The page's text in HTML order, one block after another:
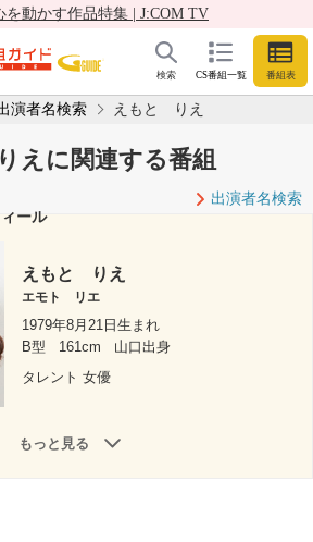
を動かす作品特集 | J:COM TV
CS番組一覧 番組表
検索
演者名検索 えもと りえ
えに関連する番組
出演者名検索
ール
えもと りえ
エモト リエ
1979年8月21日生まれ
B型
161cm
山口出身
タレント 女優
もっと見る